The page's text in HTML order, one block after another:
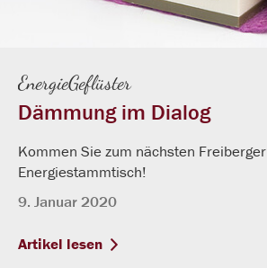
Dämmung im Dialog
EnergieGeflüster
Kommen Sie zum nächsten Freiberger
Energiestammtisch!
9. Januar 2020
Artikel lesen